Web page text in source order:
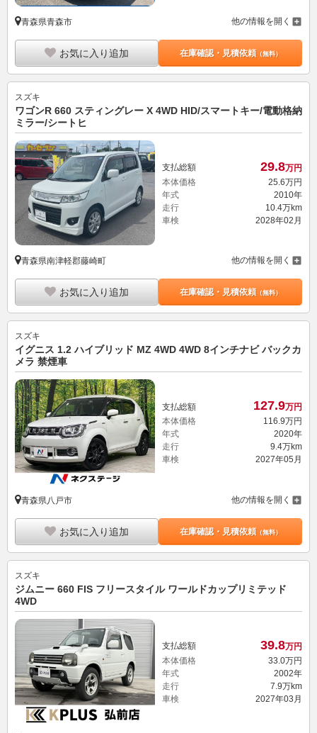
青森県青森市 他の情報を開く
お気に入り追加 在庫確認・見積依頼（無料）
スズキ
ワゴンR 660 スティングレー X 4WD HID/スマートキー/電動格納
ミラー/シートヒ
支払総額 29.8万円
本体価格
25. 6万円
年式
2010年
走行
10.4万km
車検
2028年02月
青森県南津軽郡藤崎町 他の情報を開く
お気に入り追加 在庫確認・見積依頼（無料）
スズキ
イグニス 1.2 ハイブリッド MZ 4WD 4WD 8インチナビ バックカ
メラ 禁煙車
支払総額 127.9万円
本体価格
116.9万円
年式
2020年
走行
9.4万km
車検
2027年05月
青森県八戸市 他の情報を開く
お気に入り追加 在庫確認・見積依頼（無料）
スズキ
ジムニー 660 FIS フリースタイル ワールドカップリミテッド
4WD
支払総額 39.8万円
本体価格
33. 0万円
年式
2002年
走行
7.9万km
車検
2027年03月